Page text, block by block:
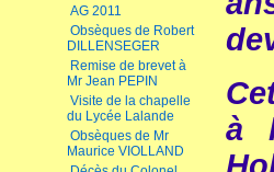
AG 2011
Obsèques de Robert
DILLENSEGER
Remise de brevet à
Mr Jean PEPIN
Visite de la chapelle
du Lycée Lalande
Obsèques de Mr
Maurice VIOLLAND
à